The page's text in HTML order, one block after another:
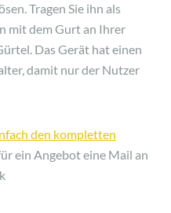
Tragen Sie ihn als
mit dem Gurt an Ihrer
Das Gerät hat einen
damit nur der Nutzer
den kompletten
ein Angebot eine Mail an